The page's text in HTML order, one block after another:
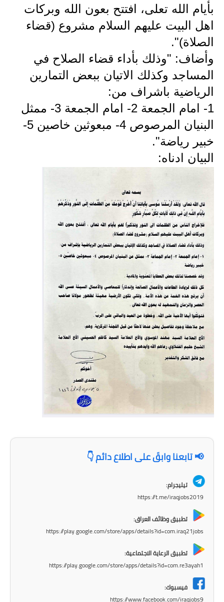
اخبار وقرارات وزارة التربية
المرحلة الابتدائية
المرحلة المتوسطة
المرحلة الاعدادية
اسئلة وزارية
المرحلة الاعدادية
مرشحات
المرحلة الابتدائية
المرحلة الاعدادية
كتب مدرسية
المرحلة الابتدائية
المرحلة المتوسطة
المرحلة الاعدادية
ملازم دراسية
المرحلة المتوسطة
المرحلة الاعدادية
بأيام الله تعلى، افتتح بعون الله وبركات
اهل البيت عليهم السلام مشروع (قضاء
الصلاة)".
وأضاف: "وذلك بأداء قضاء الصلاح في
المساجد وكذلك الاتيان ببعض التمارين
الرياضية باشراف من:
1- امام الجمعة 2- امام الجمعة 3- ممثل
البنيان المرصوص 4- مبعوثين خاصين 5-
خبير رياضة".
البيان ادناه:
📢 تابعنا وابقَ على اطلاع دائم 👇
تيليجرام:
https://t.me/iraqjobs2019
تطبيق وظائف العراق:
https://play.google.com/store/apps/details?id=com.iraq21jobs
تطبيق الرعاية الاجتماعية:
https://play.google.com/store/apps/details?id=com.re3ayah1
فيسبوك:
https://www.facebook.com/iraqjobs9